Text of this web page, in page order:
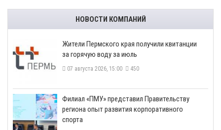
НОВОСТИ КОМПАНИЙ
​Жители Пермского края получили квитанции
за горячую воду за июль
07 августа 2026, 15:00 450
​Филиал «ПМУ» представил Правительству
региона опыт развития корпоративного
спорта